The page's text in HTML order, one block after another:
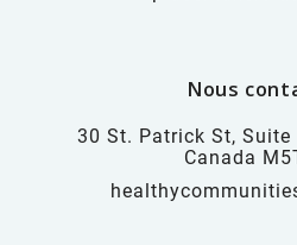
Nous
30 St. Patrick St, Suite
Canada